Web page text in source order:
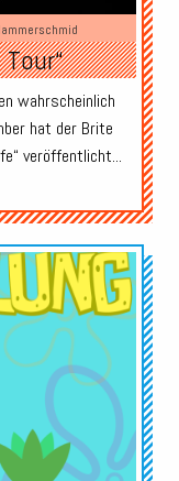
wahrscheinlich
hat der Brite
veröffentlicht...
Audio-
Player